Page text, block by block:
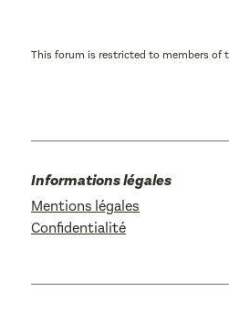
This forum is restricted to members of
Informations légales
Mentions légales
Confidentialité